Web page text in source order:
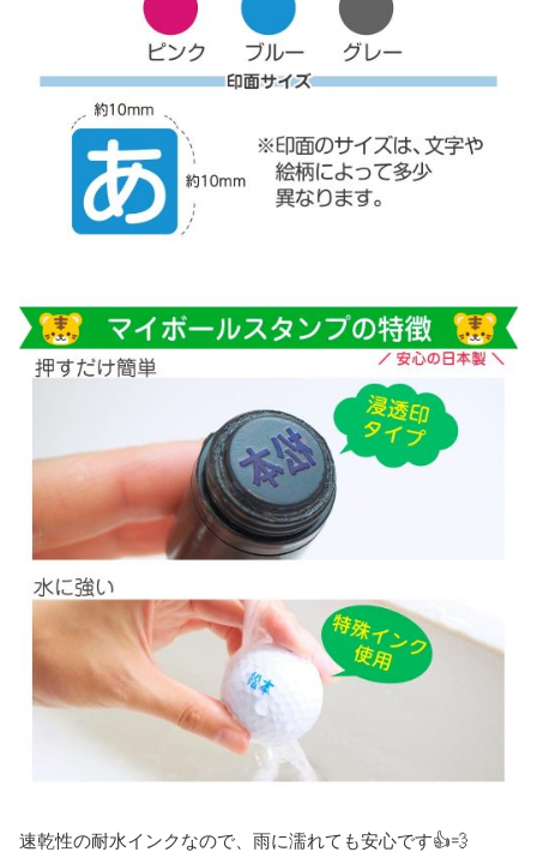
速乾性の耐水インクなので、雨に濡れても安心です👍💨